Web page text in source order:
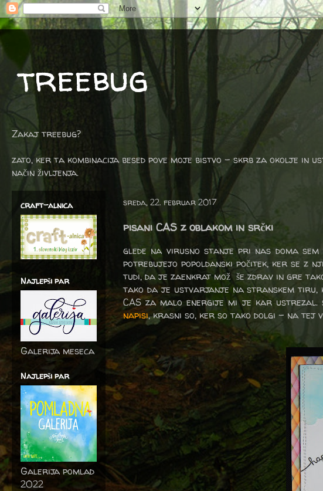
treebug
Zakaj treebug?
zato, ker ta kombinacija besed pove moje bistvo - skrb za
način življenja.
sreda, 22. februar 2017
pisani CAS z oblakom in srčki
glede na virusno stanje pri nas doma
potrebujejo popoldanski počitek, ker se z
tudi, da je zaenkrat mož še zdrav in gre
tako da je ustvarjanje na stranskem tiru,
CAS za malo energije mi je kar
napisi, krasni so, ker so tako dolgi - na tej
craft-alnica
Najlepši par
Galerija meseca
Najlepši par
Galerija pomlad
2022